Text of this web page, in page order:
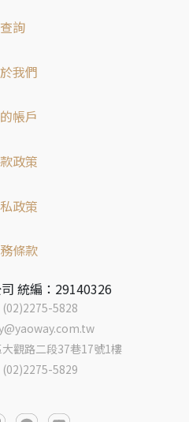
查詢
我們
帳戶
政策
政策
條款
統編：29140326
(02)2275-5828
觀路二段37巷17號1樓
(02)2275-5829